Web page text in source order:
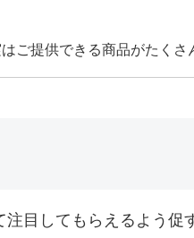
ご提供できる商品がたくさ
注目してもらえるよう促